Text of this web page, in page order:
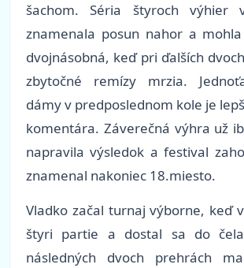
šachom. Séria štyroch výhier
znamenala posun nahor a
dvojnásobná, keď pri ďalších
zbytočné remízy mrzia.
dámy v predposlednom kole je
komentára. Záverečná výhra už
napravila výsledok a festival
znamenal nakoniec 18.miesto.
Vladko začal turnaj výborne, keď
štyri partie a dostal sa do
následných dvoch prehrách